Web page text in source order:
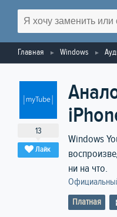
Главная Windows
13
Лайк
Windows
ни на что.
Платная